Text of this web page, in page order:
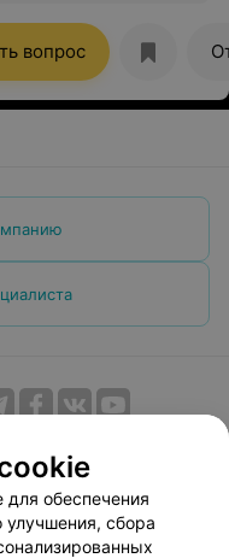
вопрос
договор
Способы оплаты
обеспечения
улучшения, сбора